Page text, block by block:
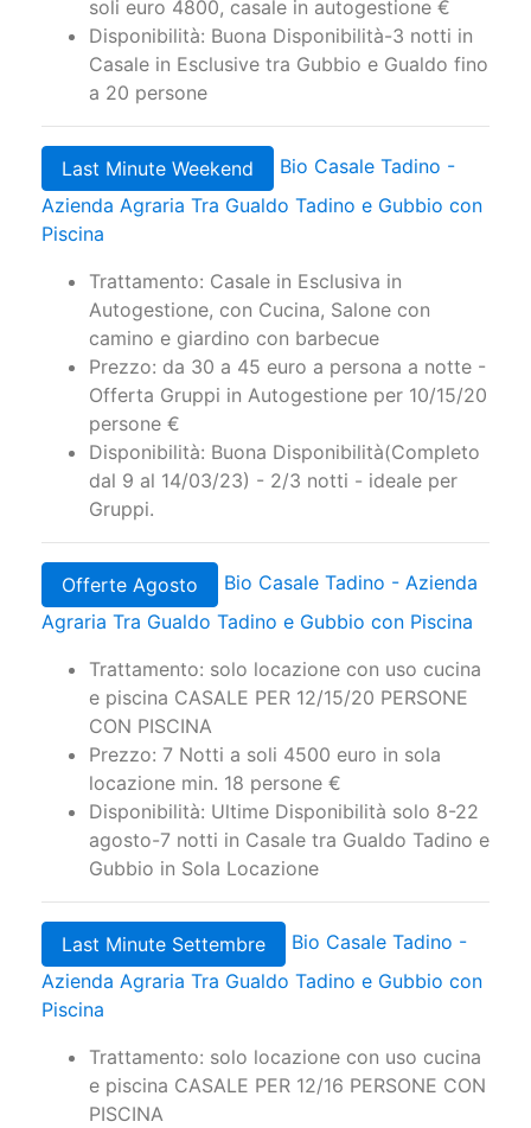
soli euro 4800, casale in autogestione €
Disponibilità: Buona Disponibilità-3 notti in
Casale in Esclusive tra Gubbio e Gualdo fino
a 20 persone
Last Minute Weekend
Bio Casale Tadino -
Azienda Agraria Tra Gualdo Tadino e Gubbio con
Piscina
Trattamento: Casale in Esclusiva in
Autogestione, con Cucina, Salone con
camino e giardino con barbecue
Prezzo: da 30 a 45 euro a persona a notte -
Offerta Gruppi in Autogestione per 10/15/20
persone €
Disponibilità: Buona Disponibilità(Completo
dal 9 al 14/03/23) - 2/3 notti - ideale per
Gruppi.
Offerte Agosto
Bio Casale Tadino - Azienda
Agraria Tra Gualdo Tadino e Gubbio con Piscina
Trattamento: solo locazione con uso cucina
e piscina CASALE PER 12/15/20 PERSONE
CON PISCINA
Prezzo: 7 Notti a soli 4500 euro in sola
locazione min. 18 persone €
Disponibilità: Ultime Disponibilità solo 8-22
agosto-7 notti in Casale tra Gualdo Tadino e
Gubbio in Sola Locazione
Last Minute Settembre
Bio Casale Tadino -
Azienda Agraria Tra Gualdo Tadino e Gubbio con
Piscina
Trattamento: solo locazione con uso cucina
e piscina CASALE PER 12/16 PERSONE CON
PISCINA